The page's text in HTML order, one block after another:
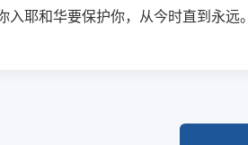
入耶和华要保护你，从今时直到永远。